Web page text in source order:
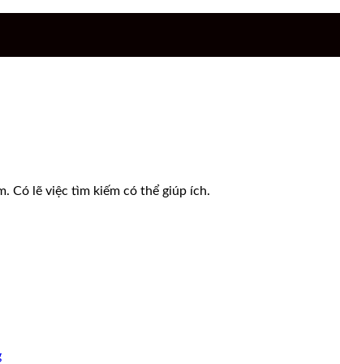
Có lẽ việc tìm kiếm có thể giúp ích.